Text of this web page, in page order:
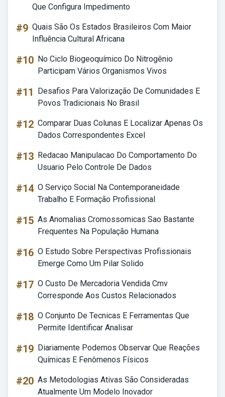
Que Configura Impedimento
#9 Quais São Os Estados Brasileiros Com Maior
Influência Cultural Africana
#10 No Ciclo Biogeoquímico Do Nitrogênio
Participam Vários Organismos Vivos
#11
Desafios Para Valorização De Comunidades E
Povos Tradicionais No Brasil
#12 Comparar Duas Colunas E Localizar Apenas Os
Dados Correspondentes Excel
#13 Redacao Manipulacao Do Comportamento Do
Usuario Pelo Controle De Dados
#14 O Serviço Social Na Contemporaneidade
Trabalho E Formação Profissional
#15 As Anomalias Cromossomicas Sao Bastante
Frequentes Na População Humana
#16 O Estudo Sobre Perspectivas Profissionais
Emerge Como Um Pilar Solido
#17 O Custo De Mercadoria Vendida Cmv
Corresponde Aos Custos Relacionados
#18 O Conjunto De Tecnicas E Ferramentas Que
Permite Identificar Analisar
#19 Diariamente Podemos Observar Que Reações
Químicas E Fenômenos Físicos
#20 As Metodologias Ativas São Consideradas
Atualmente Um Modelo Inovador